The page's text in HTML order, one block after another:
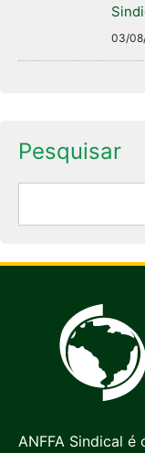
03/
Pesquisar
ANFFA Sindical